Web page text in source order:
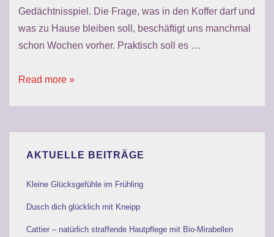
Gedächtnisspiel. Die Frage, was in den Koffer darf und
was zu Hause bleiben soll, beschäftigt uns manchmal
schon Wochen vorher. Praktisch soll es …
Mode
Urlaubskoffer
Read more »
AKTUELLE BEITRÄGE
Kleine Glücksgefühle im Frühling
Dusch dich glücklich mit Kneipp
Cattier – natürlich straffende Hautpflege mit Bio-Mirabellen